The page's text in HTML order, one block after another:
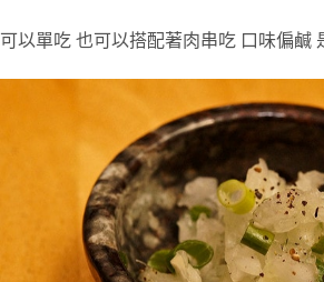
可以單吃 也可以搭配著肉串吃 口味偏鹹